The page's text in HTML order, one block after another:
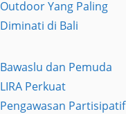
Outdoor Yang Paling
Diminati di Bali
Bawaslu dan Pemuda
LIRA Perkuat
Pengawasan Partisipatif